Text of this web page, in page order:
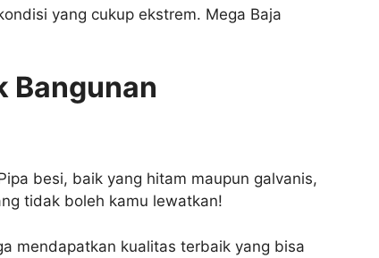
yang cukup ekstrem. Mega Baja
Bangunan
besi, baik yang hitam maupun galvanis,
tidak boleh kamu lewatkan!
mendapatkan kualitas terbaik yang bisa